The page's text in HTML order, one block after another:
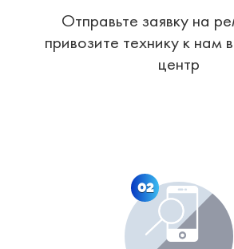
Отправьте заявку на
привозите технику к нам
центр
02